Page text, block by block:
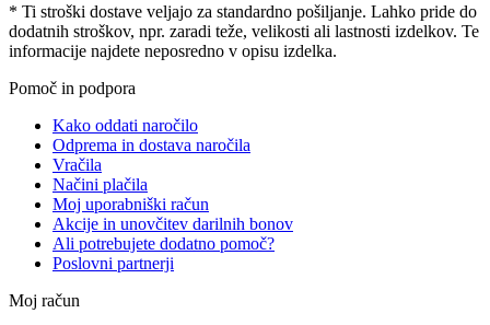
* Ti stroški dostave veljajo za standardno pošiljanje. Lahko pride do
dodatnih stroškov, npr. zaradi teže, velikosti ali lastnosti izdelkov. Te
informacije najdete neposredno v opisu izdelka.
Pomoč in podpora
Kako oddati naročilo
Odprema in dostava naročila
Vračila
Načini plačila
Moj uporabniški račun
Akcije in unovčitev darilnih bonov
Ali potrebujete dodatno pomoč?
Poslovni partnerji
Moj račun